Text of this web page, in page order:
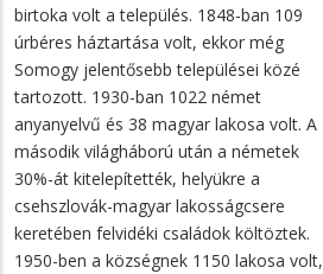
birtoka volt a település. 1848-ban 109
úrbéres háztartása volt, ekkor még
Somogy jelentősebb települései közé
tartozott. 1930-ban 1022 német
anyanyelvű és 38 magyar lakosa volt. A
második világháború után a németek
30%-át kitelepítették, helyükre a
csehszlovák-magyar lakosságcsere
keretében felvidéki családok költöztek.
1950-ben a községnek 1150 lakosa volt,